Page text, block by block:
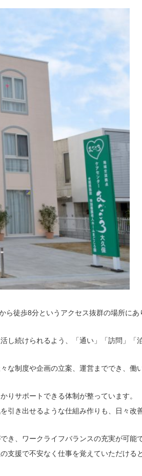
ら徒歩8分というアクセス抜群の場所にあ
し続けられるよう、「通い」「訪問」「
な制度や企画の立案、運営まででき、働
りサポートできる体制が整っています。
引き出せるような仕組み作りも、日々改
き、ワークライフバランスの充実が可能
支援で不安なく仕事を覚えていただける